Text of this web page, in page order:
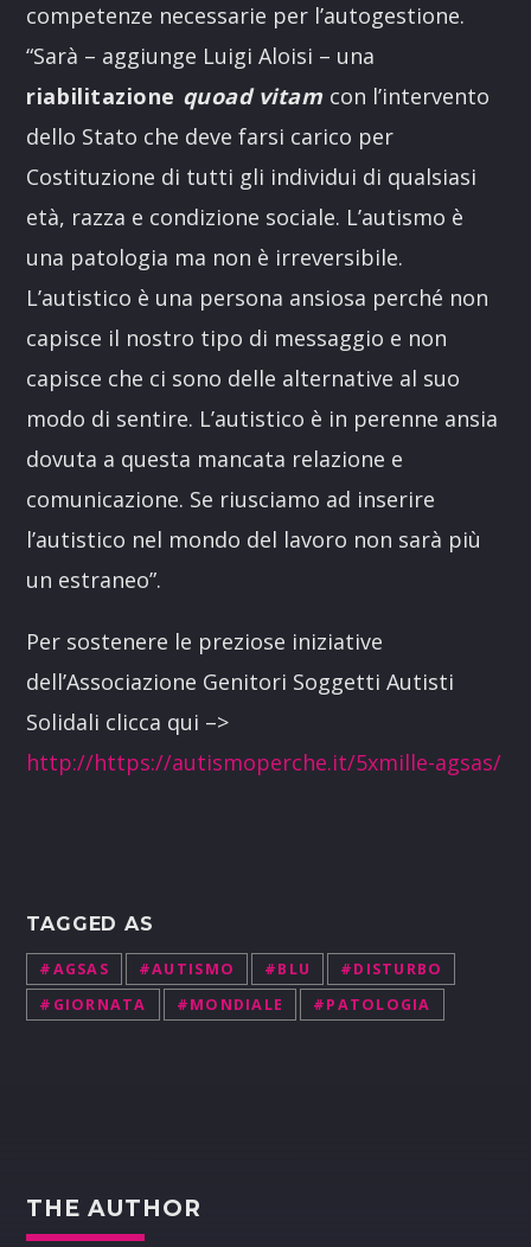
competenze necessarie per l’autogestione.
“Sarà – aggiunge Luigi Aloisi – una
riabilitazione quoad vitam con l’intervento
dello Stato che deve farsi carico per
Costituzione di tutti gli individui di qualsiasi
età, razza e condizione sociale. L’autismo è
una patologia ma non è irreversibile.
L’autistico è una persona ansiosa perché non
capisce il nostro tipo di messaggio e non
capisce che ci sono delle alternative al suo
modo di sentire. L’autistico è in perenne ansia
dovuta a questa mancata relazione e
comunicazione. Se riusciamo ad inserire
l’autistico nel mondo del lavoro non sarà più
un estraneo”.
Per sostenere le preziose iniziative
dell’Associazione Genitori Soggetti Autisti
Solidali clicca qui –>
http://https://autismoperche.it/5xmille-agsas/
TAGGED AS
#AGSAS #AUTISMO #BLU
#DISTURBO
#GIORNATA
#MONDIALE #PATOLOGIA
THE AUTHOR